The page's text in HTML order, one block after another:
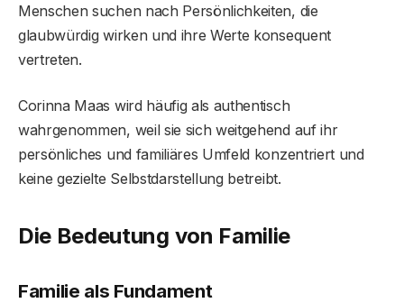
Menschen suchen nach Persönlichkeiten, die
glaubwürdig wirken und ihre Werte konsequent
vertreten.
Corinna Maas wird häufig als authentisch
wahrgenommen, weil sie sich weitgehend auf ihr
persönliches und familiäres Umfeld konzentriert und
keine gezielte Selbstdarstellung betreibt.
Die Bedeutung von Familie
Familie als Fundament